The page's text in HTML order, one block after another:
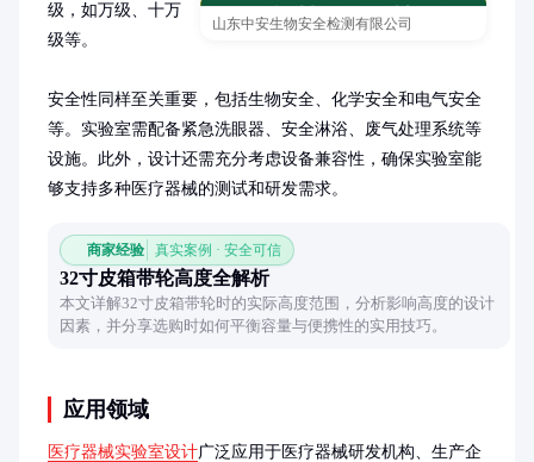
山东中安生物安全检测有限公司
级，如万级、十万
级等。
安全性同样至关重要，包括生物安全、化学安全和电气安全
等。实验室需配备紧急洗眼器、安全淋浴、废气处理系统等
设施。此外，设计还需充分考虑设备兼容性，确保实验室能
够支持多种医疗器械的测试和研发需求。
商家经验 真实案例 · 安全可信
32寸皮箱带轮高度全解析
本文详解32寸皮箱带轮时的实际高度范围，分析影响高度的设计
因素，并分享选购时如何平衡容量与便携性的实用技巧。
应用领域
医疗器械实验室设计广泛应用于医疗器械研发机构、生产企